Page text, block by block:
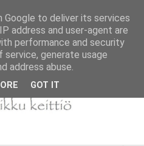
Google to deliver its services
address and user-agent are
performance and security
generate usage
address abuse.
GOT IT